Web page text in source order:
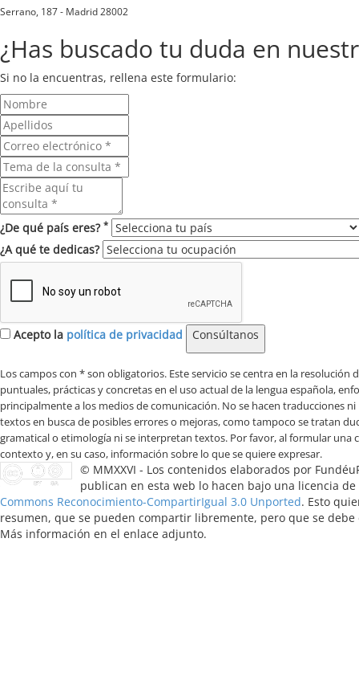
Serrano, 187 - Madrid 28002
¿Has buscado tu duda en
Si no la encuentras, rellena este formulario:
¿De qué país eres? *
¿A qué te dedicas?
Acepto la política de privacidad Consúltanos
Los campos con * son obligatorios
© MMXXVI - Los contenidos elaborados por
publican en esta web lo hacen bajo una licencia de
Commons Reconocimiento-CompartirIgual 3.0 Unported. Esto
resumen, que se pueden compartir libremente, pero que se
Más información en el enlace adjunto.